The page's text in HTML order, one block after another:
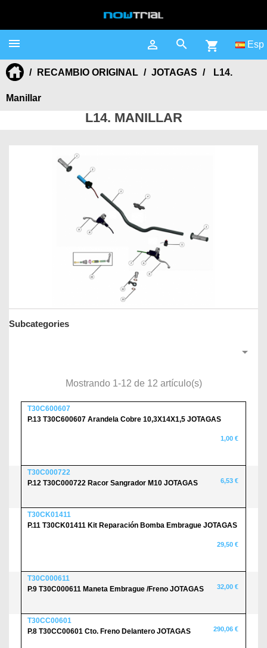
 Esp
shopping_cart


RECAMBIO ORIGINAL JOTAGAS L14.
Manillar
L14. MANILLAR
Subcategories

Mostrando 1-12 de 12 artículo(s)
T30C600607
P.13 T30C600607 Arandela Cobre 10,3X14X1,5 JOTAGAS
1,00 €
T30C000722
P.12 T30C000722 Racor Sangrador M10 JOTAGAS
6,53 €
T30CK01411
P.11 T30CK01411 Kit Reparación Bomba Embrague JOTAGAS
29,50 €
T30C000611
P.9 T30C000611 Maneta Embrague /Freno JOTAGAS
32,00 €
T30CC00601
P.8 T30CC00601 Cto. Freno Delantero JOTAGAS
290,06 €